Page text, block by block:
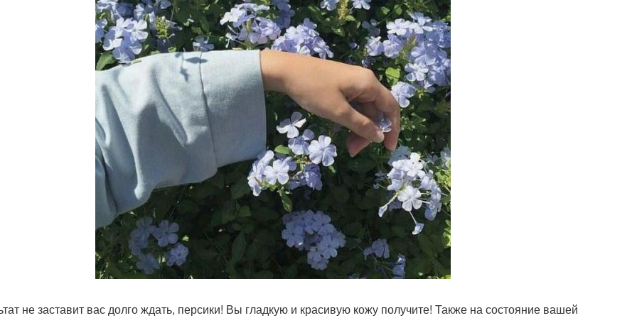
не заставит вас долго ждать, персики! Вы гладкую и красивую кожу получите! Также на состояние вашей